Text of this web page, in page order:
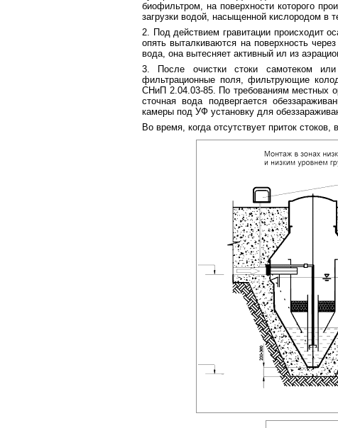
биофильтром, на поверхности которого
загрузки водой, насыщенной кислородом в
2. Под действием гравитации происходит
опять выталкиваются на поверхность
вода, она вытесняет активный ил из
3. После очистки стоки самотеком
фильтрационные поля, фильтрующие
СНиП 2.04.03-85. По требованиям местных
сточная вода подвергается
камеры под УФ установку для
Во время, когда отсутствует приток стоков,